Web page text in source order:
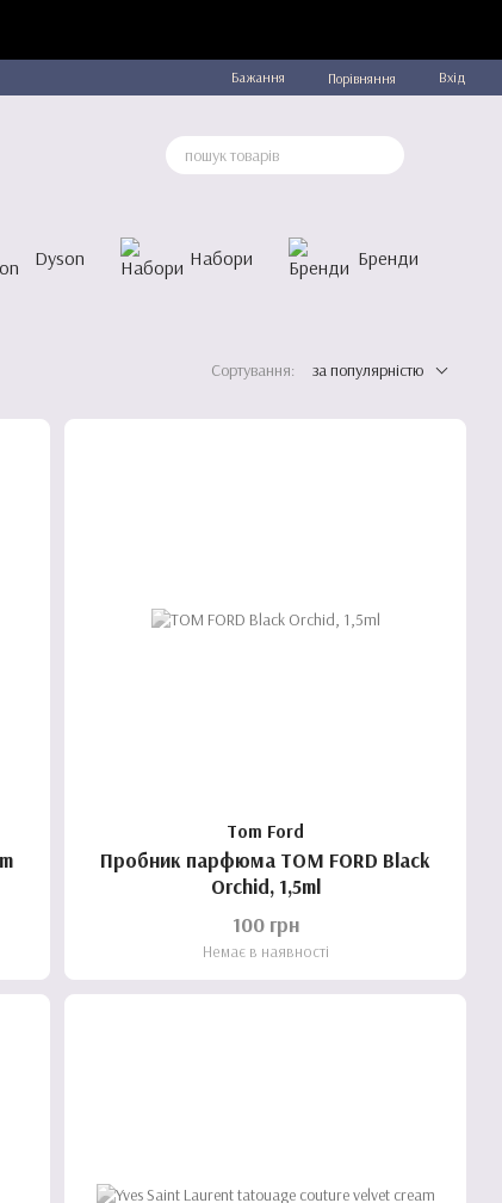
Бажання Порівняння Вхід
Dyson Набори Бренди
Сортування: за популярністю
Tom Ford
Пробник парфюма TOM FORD Black
Orchid, 1,5ml
100 грн
Немає в наявності